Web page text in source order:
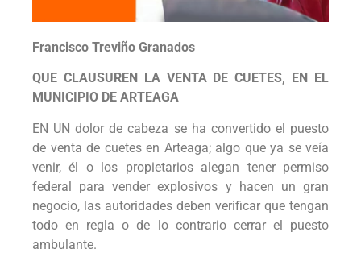
Francisco Treviño Granados
QUE CLAUSUREN LA VENTA DE CUETES, EN EL
MUNICIPIO DE ARTEAGA
EN UN dolor de cabeza se ha convertido el puesto
de venta de cuetes en Arteaga; algo que ya se veía
venir, él o los propietarios alegan tener permiso
federal para vender explosivos y hacen un gran
negocio, las autoridades deben verificar que tengan
todo en regla o de lo contrario cerrar el puesto
ambulante.